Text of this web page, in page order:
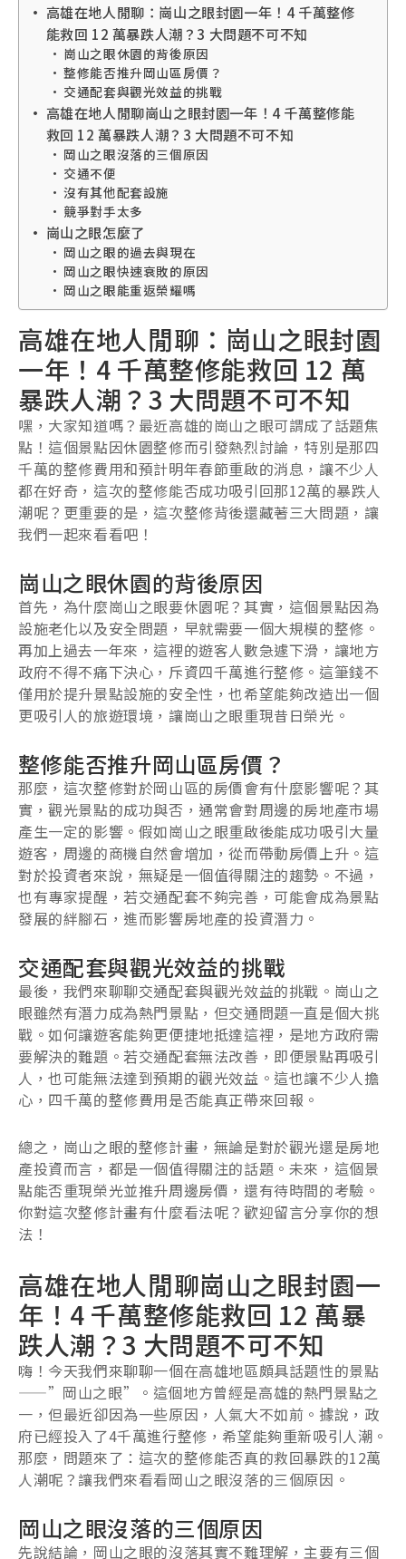
高雄在地人閒聊：崗山之眼封園一年！4 千萬整修
能救回 12 萬暴跌人潮？3 大問題不可不知
崗山之眼休園的背後原因
整修能否推升岡山區房價？
交通配套與觀光效益的挑戰
高雄在地人閒聊崗山之眼封園一年！4 千萬整修能
救回 12 萬暴跌人潮？3 大問題不可不知
岡山之眼沒落的三個原因
交通不便
沒有其他配套設施
競爭對手太多
崗山之眼怎麼了
岡山之眼的過去與現在
岡山之眼快速衰敗的原因
岡山之眼能重返榮耀嗎
高雄在地人閒聊：崗山之眼封園
一年！4 千萬整修能救回 12 萬
暴跌人潮？3 大問題不可不知
嘿，大家知道嗎？最近高雄的崗山之眼可謂成了話題焦
點！這個景點因休園整修而引發熱烈討論，特別是那四
千萬的整修費用和預計明年春節重啟的消息，讓不少人
都在好奇，這次的整修能否成功吸引回那12萬的暴跌人
潮呢？更重要的是，這次整修背後還藏著三大問題，讓
我們一起來看看吧！
崗山之眼休園的背後原因
首先，為什麼崗山之眼要休園呢？其實，這個景點因為
設施老化以及安全問題，早就需要一個大規模的整修。
再加上過去一年來，這裡的遊客人數急遽下滑，讓地方
政府不得不痛下決心，斥資四千萬進行整修。這筆錢不
僅用於提升景點設施的安全性，也希望能夠改造出一個
更吸引人的旅遊環境，讓崗山之眼重現昔日榮光。
整修能否推升岡山區房價？
那麼，這次整修對於岡山區的房價會有什麼影響呢？其
實，觀光景點的成功與否，通常會對周邊的房地產市場
產生一定的影響。假如崗山之眼重啟後能成功吸引大量
遊客，周邊的商機自然會增加，從而帶動房價上升。這
對於投資者來說，無疑是一個值得關注的趨勢。不過，
也有專家提醒，若交通配套不夠完善，可能會成為景點
發展的絆腳石，進而影響房地產的投資潛力。
交通配套與觀光效益的挑戰
最後，我們來聊聊交通配套與觀光效益的挑戰。崗山之
眼雖然有潛力成為熱門景點，但交通問題一直是個大挑
戰。如何讓遊客能夠更便捷地抵達這裡，是地方政府需
要解決的難題。若交通配套無法改善，即便景點再吸引
人，也可能無法達到預期的觀光效益。這也讓不少人擔
心，四千萬的整修費用是否能真正帶來回報。
總之，崗山之眼的整修計畫，無論是對於觀光還是房地
產投資而言，都是一個值得關注的話題。未來，這個景
點能否重現榮光並推升周邊房價，還有待時間的考驗。
你對這次整修計畫有什麼看法呢？歡迎留言分享你的想
法！
高雄在地人閒聊崗山之眼封園一
年！4 千萬整修能救回 12 萬暴
跌人潮？3 大問題不可不知
嗨！今天我們來聊聊一個在高雄地區頗具話題性的景點
——”岡山之眼”。這個地方曾經是高雄的熱門景點之
一，但最近卻因為一些原因，人氣大不如前。據說，政
府已經投入了4千萬進行整修，希望能夠重新吸引人潮。
那麼，問題來了：這次的整修能否真的救回暴跌的12萬
人潮呢？讓我們來看看岡山之眼沒落的三個原因。
岡山之眼沒落的三個原因
先說結論，岡山之眼的沒落其實不難理解，主要有三個